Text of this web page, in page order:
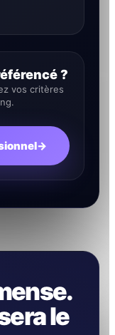
?
vos critères
→
le